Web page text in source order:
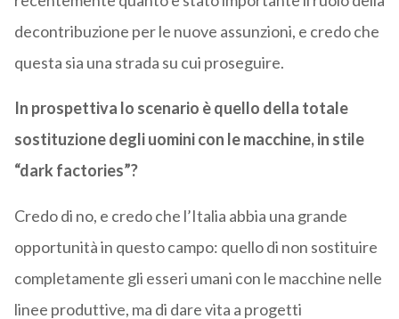
decontribuzione per le nuove assunzioni, e credo che
questa sia una strada su cui proseguire.
In prospettiva lo scenario è quello della totale
sostituzione degli uomini con le macchine, in stile
“dark factories”?
Credo di no, e credo che l’Italia abbia una grande
opportunità in questo campo: quello di non sostituire
completamente gli esseri umani con le macchine nelle
linee produttive, ma di dare vita a progetti